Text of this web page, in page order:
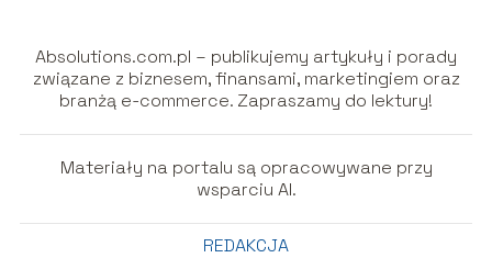
Absolutions.com.pl – publikujemy artykuły i porady
związane z biznesem, finansami, marketingiem oraz
branżą e-commerce. Zapraszamy do lektury!
Materiały na portalu są opracowywane przy
wsparciu AI.
REDAKCJA